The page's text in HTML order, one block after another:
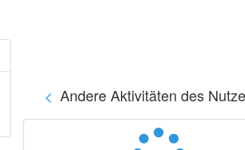
Andere Aktivitäten des